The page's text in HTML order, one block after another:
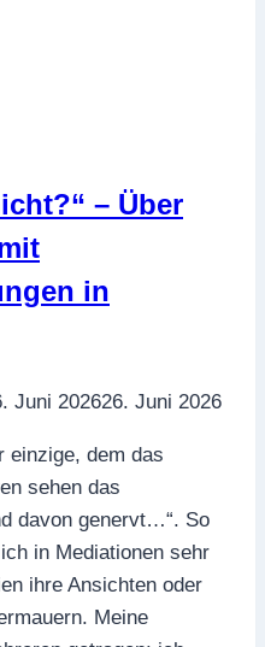
– Über
in
Juni 202626. Juni 2026
einzige, dem das
sehen das
davon genervt…“. So
in Mediationen sehr
ihre Ansichten oder
Meine